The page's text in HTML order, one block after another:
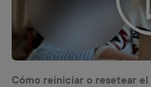
Cómo reiniciar o resetear